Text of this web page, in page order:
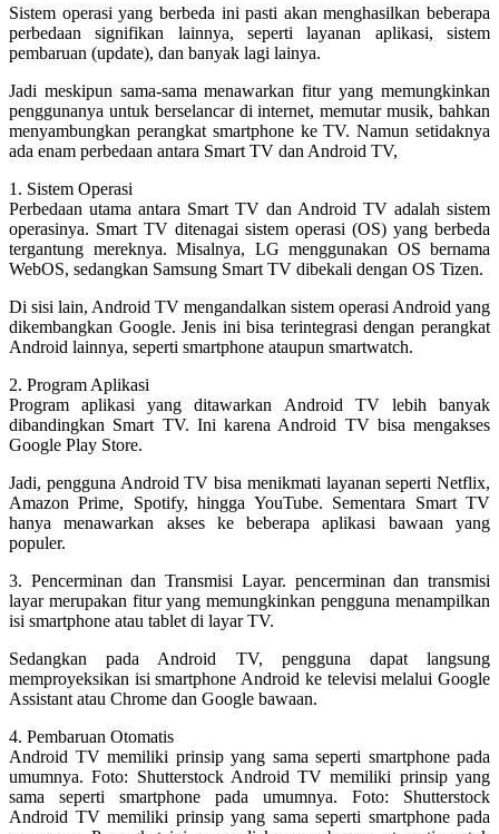
Sistem operasi yang berbeda ini pasti akan menghasilkan beberapa
perbedaan signifikan lainnya, seperti layanan aplikasi, sistem
pembaruan (update), dan banyak lagi lainya.
Jadi meskipun sama-sama menawarkan fitur yang memungkinkan
penggunanya untuk berselancar di internet, memutar musik, bahkan
menyambungkan perangkat smartphone ke TV. Namun setidaknya
ada enam perbedaan antara Smart TV dan Android TV,
1. Sistem Operasi
Perbedaan utama antara Smart TV dan Android TV adalah sistem
operasinya. Smart TV ditenagai sistem operasi (OS) yang berbeda
tergantung mereknya. Misalnya, LG menggunakan OS bernama
WebOS, sedangkan Samsung Smart TV dibekali dengan OS Tizen.
Di sisi lain, Android TV mengandalkan sistem operasi Android yang
dikembangkan Google. Jenis ini bisa terintegrasi dengan perangkat
Android lainnya, seperti smartphone ataupun smartwatch.
2. Program Aplikasi
Program aplikasi yang ditawarkan Android TV lebih banyak
dibandingkan Smart TV. Ini karena Android TV bisa mengakses
Google Play Store.
Jadi, pengguna Android TV bisa menikmati layanan seperti Netflix,
Amazon Prime, Spotify, hingga YouTube. Sementara Smart TV
hanya menawarkan akses ke beberapa aplikasi bawaan yang
populer.
3. Pencerminan dan Transmisi Layar. pencerminan dan transmisi
layar merupakan fitur yang memungkinkan pengguna menampilkan
isi smartphone atau tablet di layar TV.
Sedangkan pada Android TV, pengguna dapat langsung
memproyeksikan isi smartphone Android ke televisi melalui Google
Assistant atau Chrome dan Google bawaan.
4. Pembaruan Otomatis
Android TV memiliki prinsip yang sama seperti smartphone pada
umumnya. Foto: Shutterstock Android TV memiliki prinsip yang
sama seperti smartphone pada umumnya. Foto: Shutterstock
Android TV memiliki prinsip yang sama seperti smartphone pada